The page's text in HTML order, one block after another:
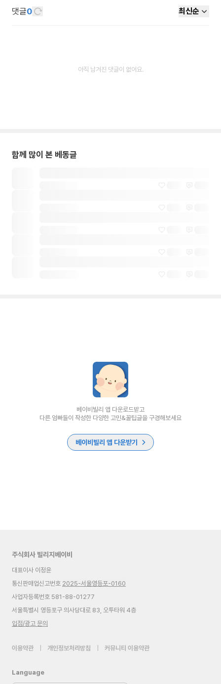
댓글0 최신순
아직 남겨진 댓글이 없어요.
함께 많이 본 베동글
베이비빌리 앱 다운로드받고
다른 엄빠들이 작성한 다양한 고민&꿀팁글을 구경해보세요
베이비빌리 앱 다운받기
주식회사 빌리지베이비
대표이사 이정윤
통신판매업신고번호 2025-서울영등포-0160
사업자등록번호 581-88-01277
서울특별시 영등포구 의사당대로 83, 오투타워 4층
입점/광고 문의
이용약관 개인정보처리방침 커뮤니티 이용약관
Language